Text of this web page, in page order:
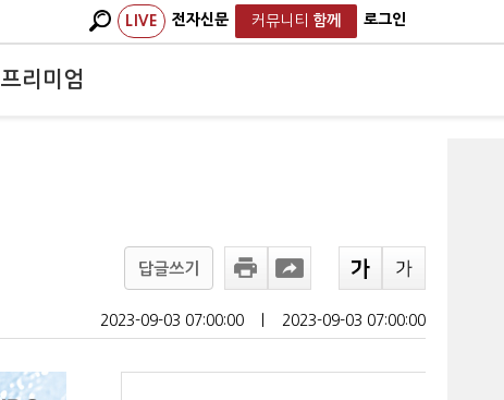
LIVE 전자신문 커뮤니티 함께 로그인
프리미엄
답글쓰기
2023-09-03 07:00:00 2023-09-03 07:00:00